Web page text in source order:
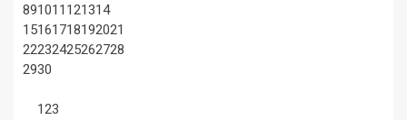
891011 121314
15161718192021
22232425262728
2930
123